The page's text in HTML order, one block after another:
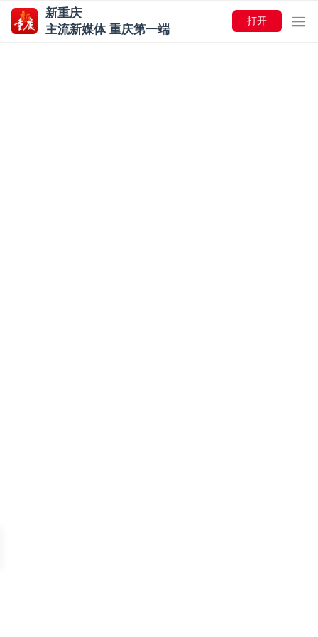
新重庆
主流新媒体 重庆第一端
打开